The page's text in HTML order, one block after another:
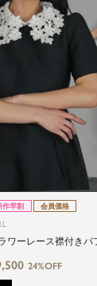
作早割 会員価格
ワーレース襟付きパ
24%OFF